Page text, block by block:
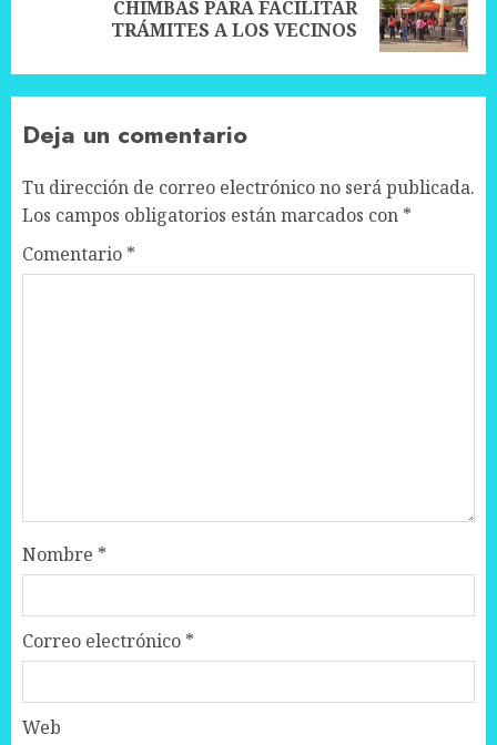
CHIMBAS PARA FACILITAR
TRÁMITES A LOS VECINOS
Deja un comentario
Tu dirección de correo electrónico no será publicada.
Los campos obligatorios están marcados con *
Comentario *
Nombre *
Correo electrónico *
Web